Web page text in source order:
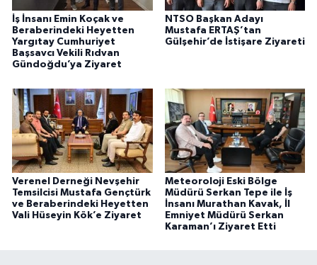
İş İnsanı Emin Koçak ve
Beraberindeki Heyetten
Yargıtay Cumhuriyet
Başsavcı Vekili Rıdvan
Gündoğdu’ya Ziyaret
NTSO Başkan Adayı
Mustafa ERTAŞ’tan
Gülşehir’de İstişare Ziyareti
Verenel Derneği Nevşehir
Temsilcisi Mustafa Gençtürk
ve Beraberindeki Heyetten
Vali Hüseyin Kök’e Ziyaret
Meteoroloji Eski Bölge
Müdürü Serkan Tepe ile İş
İnsanı Murathan Kavak, İl
Emniyet Müdürü Serkan
Karaman’ı Ziyaret Etti